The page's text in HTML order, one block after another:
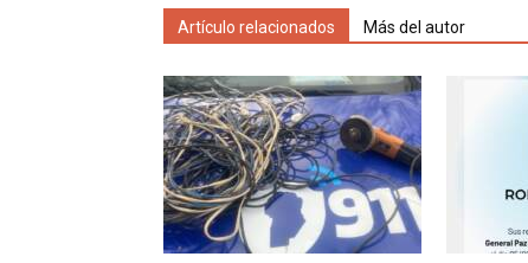
Artículo relacionados Más del autor